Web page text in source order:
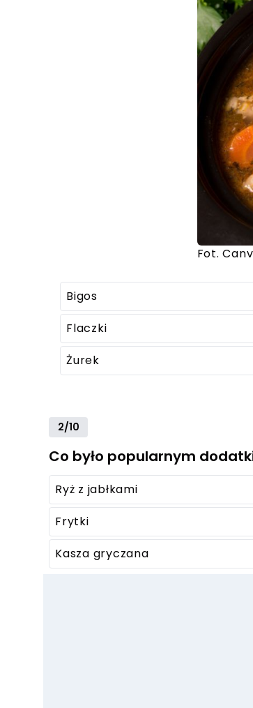
Fot.
Bigos
Flaczki
Żurek
2/10
Co było popularnym
Ryż z jabłkami
Frytki
Kasza gryczana